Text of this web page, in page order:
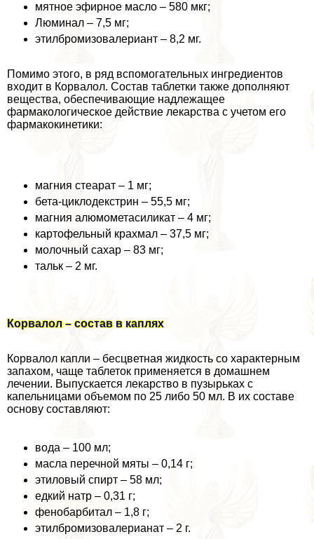
мятное эфирное масло – 580 мкг;
Люминал – 7,5 мг;
этилбромизовалериант – 8,2 мг.
Помимо этого, в ряд вспомогательных ингредиентов
входит в Корвалол. Состав таблетки также дополняют
вещества, обеспечивающие надлежащее
фармакологическое действие лекарства с учетом его
фармакокинетики:
магния стеарат – 1 мг;
бета-циклодекстрин – 55,5 мг;
магния алюмометасиликат – 4 мг;
картофельный крахмал – 37,5 мг;
молочный сахар – 83 мг;
тальк – 2 мг.
Корвалол – состав в каплях
Корвалол капли – бесцветная жидкость со хаpaктерным
запахом, чаще таблеток применяется в домашнем
лечении. Выпускается лекарство в пузырьках с
капельницами объемом по 25 либо 50 мл. В их составе
основу составляют:
вода – 100 мл;
масла перечной мяты – 0,14 г;
этиловый спирт – 58 мл;
едкий натр – 0,31 г;
фенобарбитал – 1,8 г;
этилбромизовалерианат – 2 г.